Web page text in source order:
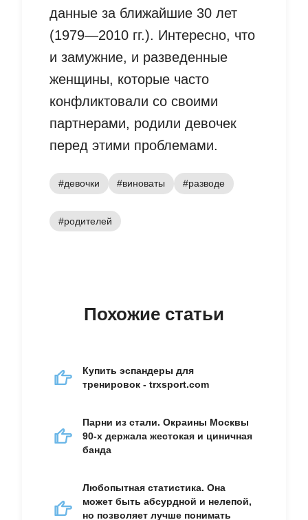
данные за ближайшие 30 лет
(1979—2010 гг.). Интересно, что
и замужние, и разведенные
женщины, которые часто
конфликтовали со своими
партнерами, родили девочек
перед этими проблемами.
#девочки #виноваты #разводе
#родителей
Похожие статьи
Купить эспандеры для
тренировок - trxsport.com
Парни из стали. Окраины Москвы
90-х держала жестокая и циничная
банда
Любопытная статистика. Она
может быть абсурдной и нелепой,
но позволяет лучше понимать